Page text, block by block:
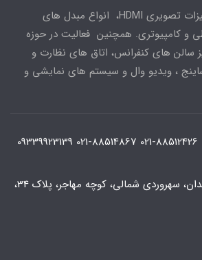
فرانت ارائه دهنده تجهیزات تصویری HDMI، انواع مبدل های
و کامپیوتری. همچنین فعالیت در حوزه
سالن های کنفرانس، اتاق های نظارت و
، ویدیو وال و سیستم های نمایشی و
تهران، سیدخندان، سهروردی شمالی، کوچه مهاجر، پلاک 34،